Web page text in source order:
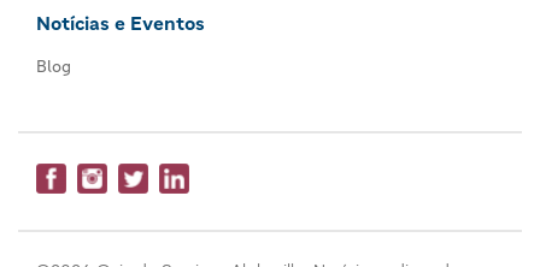
Notícias e Eventos
Blog